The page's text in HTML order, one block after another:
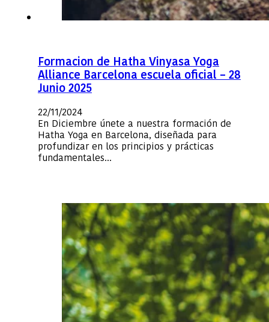
Formacion de Hatha Vinyasa Yoga
Alliance Barcelona escuela oficial – 28
Junio 2025
22/11/2024
En Diciembre únete a nuestra formación de
Hatha Yoga en Barcelona, diseñada para
profundizar en los principios y prácticas
fundamentales…